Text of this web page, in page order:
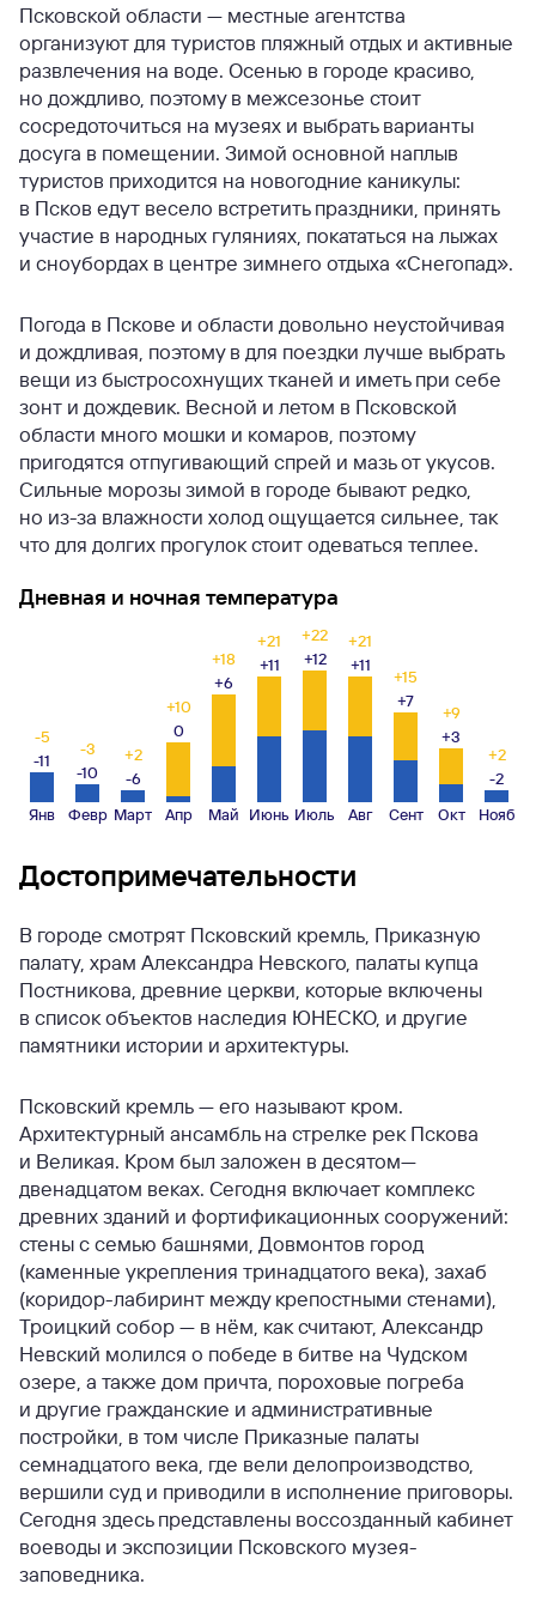
Псковской области — местные агентства
организуют для туристов пляжный отдых и активные
развлечения на воде. Осенью в городе красиво,
но дождливо, поэтому в межсезонье стоит
сосредоточиться на музеях и выбрать варианты
досуга в помещении. Зимой основной наплыв
туристов приходится на новогодние каникулы:
в Псков едут весело встретить праздники, принять
участие в народных гуляниях, покататься на лыжах
и сноубордах в центре зимнего отдыха «Снегопад».
Погода в Пскове и области довольно неустойчивая
и дождливая, поэтому в для поездки лучше выбрать
вещи из быстросохнущих тканей и иметь при себе
зонт и дождевик. Весной и летом в Псковской
области много мошки и комаров, поэтому
пригодятся отпугивающий спрей и мазь от укусов.
Сильные морозы зимой в городе бывают редко,
но из-за влажности холод ощущается сильнее, так
что для долгих прогулок стоит одеваться теплее.
Дневная и ночная температура
-5
-11
Янв
-3
-10
Февр
+2
-6
Март
+10
0
Апр
+18
+6
Май
+21
+11
Июнь
+22
+12
Июль
+21
+11
Авг
+15
+7
Сент
+9
+3
Окт
+2
-2
Нояб
Достопримечательности
В городе смотрят Псковский кремль, Приказную
палату, храм Александра Невского, палаты купца
Постникова, древние церкви, которые включены
в список объектов наследия ЮНЕСКО, и другие
памятники истории и архитектуры.
Псковский кремль — его называют кром.
Архитектурный ансамбль на стрелке рек Пскова
и Великая. Кром был заложен в десятом—
двенадцатом веках. Сегодня включает комплекс
древних зданий и фортификационных сооружений:
стены с семью башнями, Довмонтов город
(каменные укрепления тринадцатого века), захаб
(коридор-лабиринт между крепостными стенами),
Троицкий собор — в нём, как считают, Александр
Невский молился о победе в битве на Чудском
озере, а также дом причта, пороховые погреба
и другие гражданские и административные
постройки, в том числе Приказные палаты
семнадцатого века, где вели делопроизводство,
вершили суд и приводили в исполнение приговоры.
Сегодня здесь представлены воссозданный кабинет
воеводы и экспозиции Псковского музея-
заповедника.